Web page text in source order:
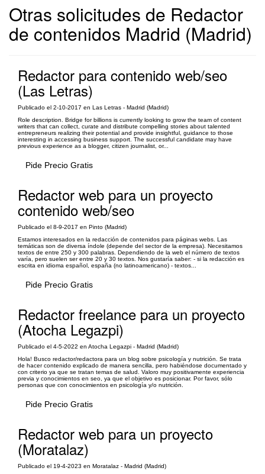
Otras solicitudes de Redactor
de contenidos Madrid (Madrid)
Redactor para contenido web/seo
(Las Letras)
Publicado el 2-10-2017 en Las Letras - Madrid (Madrid)
Role description. Bridge for billions is currently looking to grow the team of content
writers that can collect, curate and distribute compelling stories about talented
entrepreneurs realizing their potential and provide insightful, guidance to those
interesting in accessing business support. The successful candidate may have
previous experience as a blogger, citizen journalist, or...
Pide Precio Gratis
Redactor web para un proyecto
contenido web/seo
Publicado el 8-9-2017 en Pinto (Madrid)
Estamos interesados en la redacción de contenidos para páginas webs. Las
temáticas son de diversa índole (depende del sector de la empresa). Necesitamos
textos de entre 250 y 300 palabras. Dependiendo de la web el número de textos
varía, pero suelen ser entre 20 y 30 textos. Nos gustaría saber: - si la redacción es
escrita en idioma español, españa (no latinoamericano) - textos...
Pide Precio Gratis
Redactor freelance para un proyecto
(Atocha Legazpi)
Publicado el 4-5-2022 en Atocha Legazpi - Madrid (Madrid)
Hola! Busco redactor/redactora para un blog sobre psicología y nutrición. Se trata
de hacer contenido explicado de manera sencilla, pero habiéndose documentado y
con criterio ya que se tratan temas de salud. Valoro muy positivamente experiencia
previa y conocimientos en seo, ya que el objetivo es posicionar. Por favor, sólo
personas que con conocimientos en psicología y/o nutrición.
Pide Precio Gratis
Redactor web para un proyecto
(Moratalaz)
Publicado el 19-4-2023 en Moratalaz - Madrid (Madrid)